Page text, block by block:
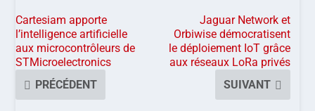
Cartesiam apporte
l’intelligence artificielle
aux microcontrôleurs de
STMicroelectronics
PRÉCÉDENT
Jaguar Network et
Orbiwise démocratisent
le déploiement IoT grâce
aux réseaux LoRa privés
SUIVANT